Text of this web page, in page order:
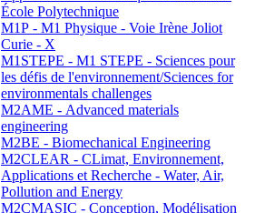
École Polytechnique
M1P - M1 Physique - Voie Irène Joliot
Curie - X
M1STEPE - M1 STEPE - Sciences pour
les défis de l'environnement/Sciences for
environmentals challenges
M2AME - Advanced materials
engineering
M2BE - Biomechanical Engineering
M2CLEAR - CLimat, Environnement,
Applications et Recherche - Water, Air,
Pollution and Energy
M2CMASIC - Conception, Modélisation